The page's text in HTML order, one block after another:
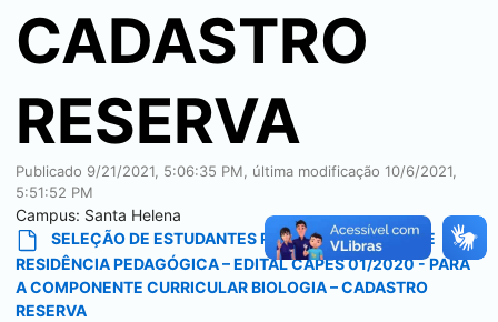
CADASTRO
RESERVA
Publicado 9/21/2021, 5:06:35 PM , última modificação 10/6/2021,
5:51:52 PM
Campus: Santa Helena
SELEÇÃO DE ESTUDANTES PARA O PROGRAMA DE
RESIDÊNCIA PEDAGÓGICA – EDITAL CAPES 01/2020 - PARA
A COMPONENTE CURRICULAR BIOLOGIA – CADASTRO
RESERVA